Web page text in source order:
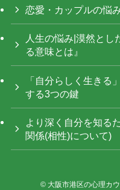
恋愛・カップルの悩
人生の悩み|漠然とし
る意味とは』
「自分らしく生きる
する3つの鍵
より深く自分を知る
関係(相性)について)
©大阪市港区の心理カ